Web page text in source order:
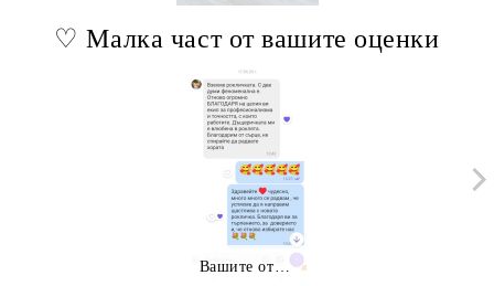
♡ Малка част от вашите оценки
Вашите отзиви